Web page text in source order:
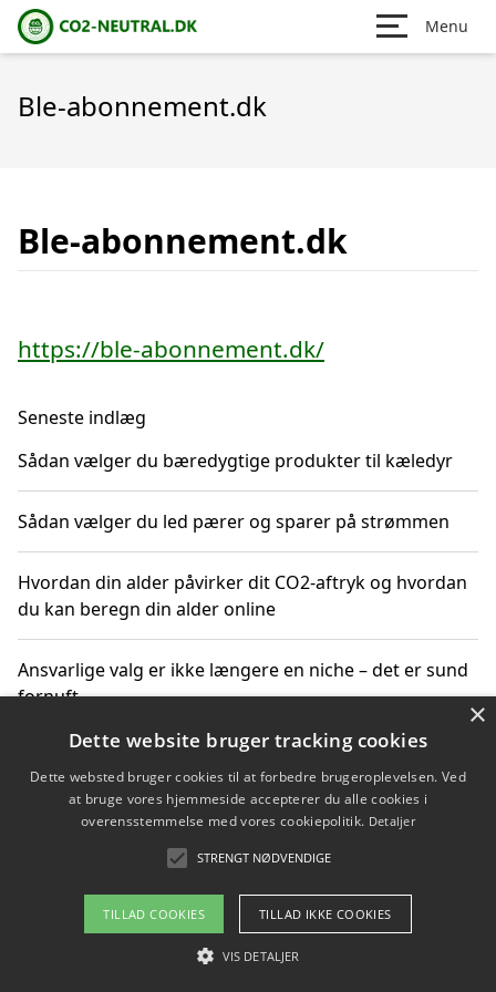
Menu
Ble-abonnement.dk
Ble-abonnement.dk
https://ble-abonnement.dk/
Seneste indlæg
Sådan vælger du bæredygtige produkter til kæledyr
Sådan vælger du led pærer og sparer på strømmen
Hvordan din alder påvirker dit CO2-aftryk og hvordan
du kan beregn din alder online
Ansvarlige valg er ikke længere en niche – det er sund
fornuft
Sådan kan du handle bæredygtigt og bestil med
faktura
Om / kontakt
Blog Betingelser
×
Dette website bruger tracking cookies
Dette websted bruger cookies til at forbedre brugeroplevelsen. Ved
at bruge vores hjemmeside accepterer du alle cookies i
overensstemmelse med vores cookiepolitik. Detaljer
STRENGT NØDVENDIGE
TILLAD COOKIES TILLAD IKKE COOKIES
VIS DETALJER